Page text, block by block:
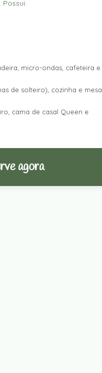
micro-ondas, cafeteira e
de solteiro), cozinha e mesa
cama de casal Queen e
agora